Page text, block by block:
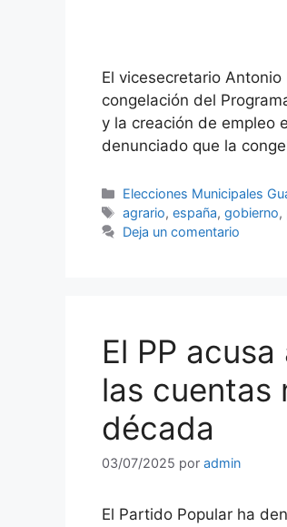
El vicesecretario
congelación del
y la creación de empleo
denunciado que la
Categorías
Elecciones Municipales
Etiquetas
agrario,españa,gobierno,
Deja un comentario
El PP
las cuentas
década
03/07/2025 por admin
El Partido Popular ha